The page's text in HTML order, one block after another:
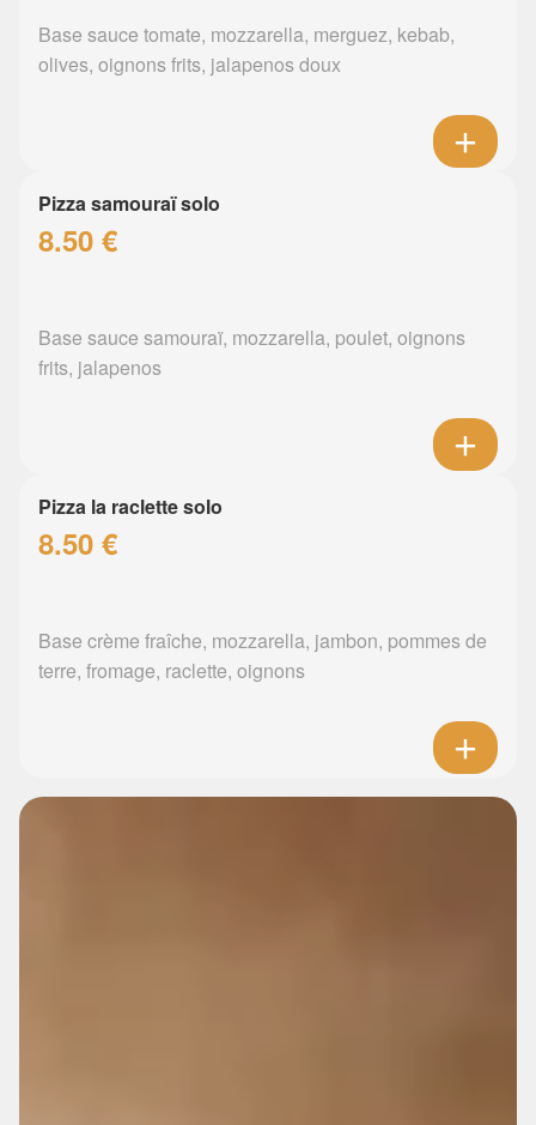
Base sauce tomate, mozzarella, merguez, kebab,
olives, oignons frits, jalapenos doux
Pizza samouraï solo
8.50 €
Base sauce samouraï, mozzarella, poulet, oignons
frits, jalapenos
Pizza la raclette solo
8.50 €
Base crème fraîche, mozzarella, jambon, pommes de
terre, fromage, raclette, oignons